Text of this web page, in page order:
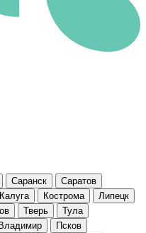
Саранск
Саратов
Калуга Кострома
Липецк
Тверь
Тула
Владимир
Псков